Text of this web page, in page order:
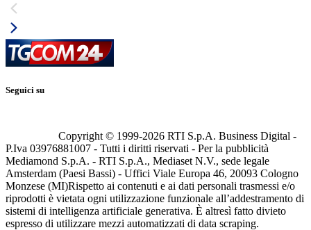
Seguici su
Copyright © 1999-2026 RTI S.p.A. Business Digital -
P.Iva 03976881007 - Tutti i diritti riservati - Per la pubblicità
Mediamond S.p.A. - RTI S.p.A., Mediaset N.V., sede legale
Amsterdam (Paesi Bassi) - Uffici Viale Europa 46, 20093 Cologno
Monzese (MI)Rispetto ai contenuti e ai dati personali trasmessi e/o
riprodotti è vietata ogni utilizzazione funzionale all’addestramento di
sistemi di intelligenza artificiale generativa. È altresì fatto divieto
espresso di utilizzare mezzi automatizzati di data scraping.